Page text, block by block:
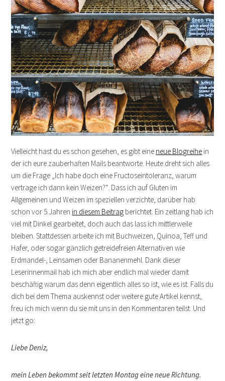
Vielleicht hast du es schon gesehen, es gibt eine neue Blogreihe in
der ich eure zauberhaften Mails beantworte. Heute dreht sich alles
um die Frage „Ich habe doch eine Fructoseintoleranz, warum
vertrage ich dann kein Weizen?“. Dass ich auf Gluten im
Allgemeinen und Weizen im speziellen verzichte, darüber hab
schon vor 5 Jahren in diesem Beitrag berichtet. Ein zeitlang hab ich
viel mit Dinkel gearbeitet, doch auch das lass ich mittlerweile
bleiben. Stattdessen arbeite ich mit Buchweizen, Quinoa, Teff und
Hafer, oder sogar gänzlich getreidefreien Alternativen wie
Erdmandel-, Leinsamen oder Bananenmehl. Dank dieser
Leserinnenmail hab ich mich aber endlich mal wieder damit
beschäftig warum das denn eigentlich alles so ist, wie es ist. Falls du
dich bei dem Thema auskennst oder weitere gute Artikel kennst,
freu ich mich wenn du sie mit uns in den Kommentaren teilst. Und
jetzt go:
Liebe Deniz,
mein Leben bekommt seit letzten Montag eine neue Richtung.